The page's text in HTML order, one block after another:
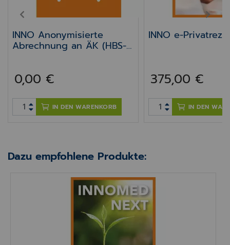
INNO Anonymisierte
Abrechnung an ÄK (HBS-
0,00 €
IN DEN WARENKORB
INNO e-
375,00 €
IN DEN
NEXT
Dazu empfohlene Produkte:
INNOMED NEXT Upgrade